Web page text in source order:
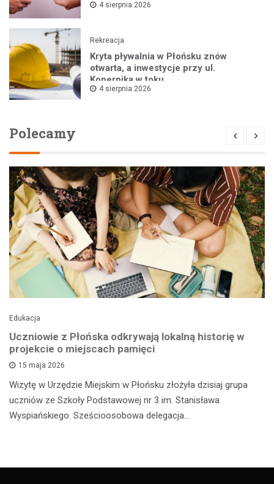
4 sierpnia 2026
Rekreacja
Kryta pływalnia w Płońsku znów
otwarta, a inwestycje przy ul.
Kopernika w toku
4 sierpnia 2026
Polecamy
Edukacja
Uczniowie z Płońska odkrywają lokalną historię w
projekcie o miejscach pamięci
15 maja 2026
Wizytę w Urzędzie Miejskim w Płońsku złożyła dzisiaj grupa
uczniów ze Szkoły Podstawowej nr 3 im. Stanisława
Wyspiańskiego. Sześcioosobowa delegacja…